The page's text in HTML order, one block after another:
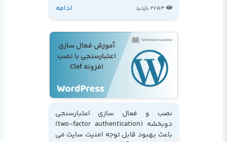
2753 بازدید ادامه
آموزش فعال سازی
اعتبارسنجی با نصب
افزونه Clef
نصب و فعال سازی اعتبارسنجی
دوبخشه (two-factor authentication)
باعث بهبود قابل توجه امنیت سایت می